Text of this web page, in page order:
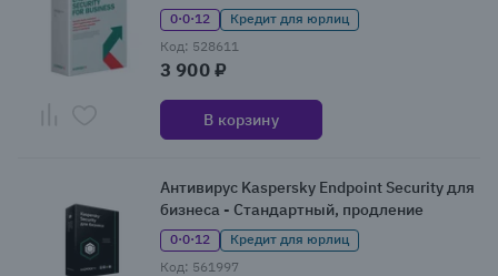
0·0·12
Кредит для юрлиц
Код: 528611
3 900 ₽
В корзину
Антивирус Kaspersky Endpoint Security для
бизнеса - Стандартный, продление
0·0·12
Кредит для юрлиц
Код: 561997